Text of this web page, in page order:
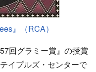
』（RCA）
回グラミー賞』の授賞
イプルズ・センターで